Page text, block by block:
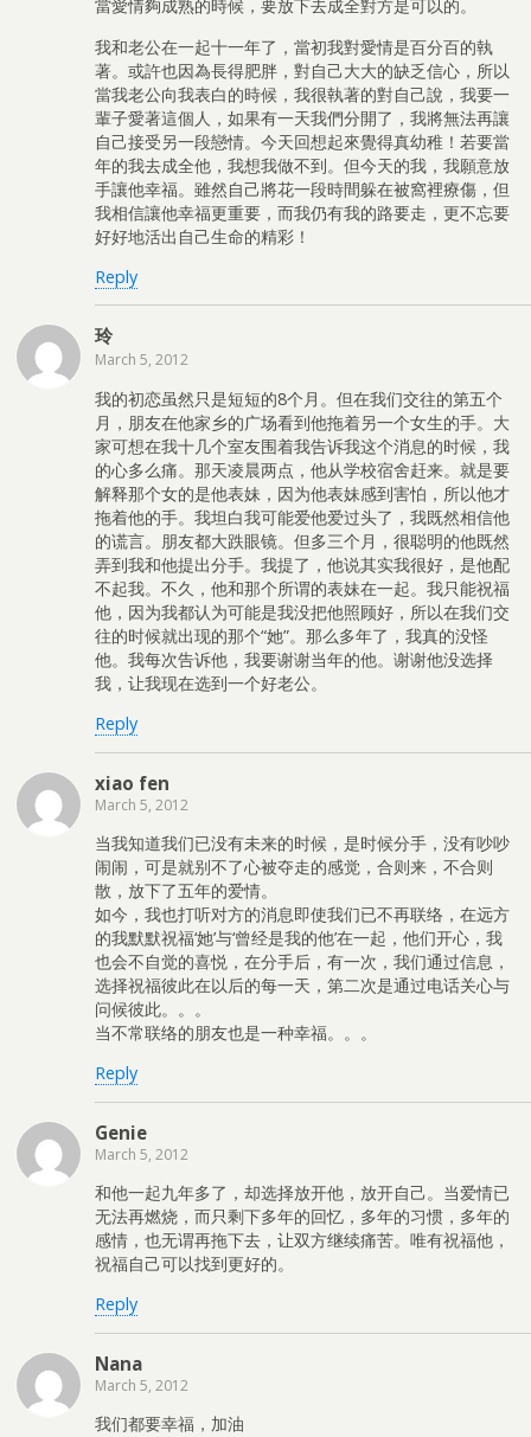
當愛情夠成熟的時候，要放下去成全對方是可以的。
我和老公在一起十一年了，當初我對愛情是百分百的執
著。或許也因為長得肥胖，對自己大大的缺乏信心，所以
當我老公向我表白的時候，我很執著的對自己說，我要一
輩子愛著這個人，如果有一天我們分開了，我將無法再讓
自己接受另一段戀情。今天回想起來覺得真幼稚！若要當
年的我去成全他，我想我做不到。但今天的我，我願意放
手讓他幸福。雖然自己將花一段時間躲在被窩裡療傷，但
我相信讓他幸福更重要，而我仍有我的路要走，更不忘要
好好地活出自己生命的精彩！
Reply
玲
March 5, 2012
我的初恋虽然只是短短的8个月。但在我们交往的第五个
月，朋友在他家乡的广场看到他拖着另一个女生的手。大
家可想在我十几个室友围着我告诉我这个消息的时候，我
的心多么痛。那天凌晨两点，他从学校宿舍赶来。就是要
解释那个女的是他表妹，因为他表妹感到害怕，所以他才
拖着他的手。我坦白我可能爱他爱过头了，我既然相信他
的谎言。朋友都大跌眼镜。但多三个月，很聪明的他既然
弄到我和他提出分手。我提了，他说其实我很好，是他配
不起我。不久，他和那个所谓的表妹在一起。我只能祝福
他，因为我都认为可能是我没把他照顾好，所以在我们交
往的时候就出现的那个“她”。那么多年了，我真的没怪
他。我每次告诉他，我要谢谢当年的他。谢谢他没选择
我，让我现在选到一个好老公。
Reply
xiao fen
March 5, 2012
当我知道我们已没有未来的时候，是时候分手，没有吵吵
闹闹，可是就别不了心被夺走的感觉，合则来，不合则
散，放下了五年的爱情。
如今，我也打听对方的消息即使我们已不再联络，在远方
的我默默祝福‘她’与‘曾经是我的他’在一起，他们开心，我
也会不自觉的喜悦，在分手后，有一次，我们通过信息，
选择祝福彼此在以后的每一天，第二次是通过电话关心与
问候彼此。。。
当不常联络的朋友也是一种幸福。。。
Reply
Genie
March 5, 2012
和他一起九年多了，却选择放开他，放开自己。当爱情已
无法再燃烧，而只剩下多年的回忆，多年的习惯，多年的
感情，也无谓再拖下去，让双方继续痛苦。唯有祝福他，
祝福自己可以找到更好的。
Reply
Nana
March 5, 2012
我们都要幸福，加油